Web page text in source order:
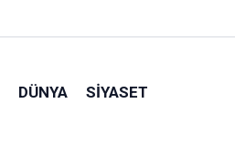
DÜNYA SIYASET